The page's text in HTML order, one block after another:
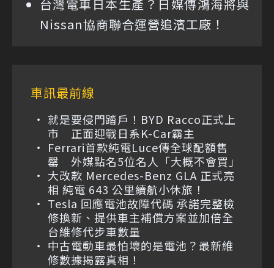
台灣電車日本生產？日媒傳鴻海將與
Nissan協商聯合運營追濱工廠！
車訊最前線
就是要侵門踏戶！BYD Racco正式上
市 正面迎戰日系K-Car霸主
Ferrari首款純電Luce傳全球配額售
罄 外媒點名5位名人「大概不會買」
大改款 Mercedes-Benz GLA 正式亮
相 純電 643 公里續航小休旅！
Tesla 回應電池故障代碼 承諾完整檢
修換新、提供車主補償方案並加倍全
台維修代步車數量
中古電動車最怕壞的是電池？最新維
修數據揭露真相！